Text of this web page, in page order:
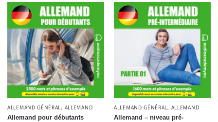
ALLEMAND GÉNÉRAL, ALLEMAND
Allemand pour débutants
ALLEMAND GÉNÉRAL, ALLEMAND
Allemand – niveau pré-